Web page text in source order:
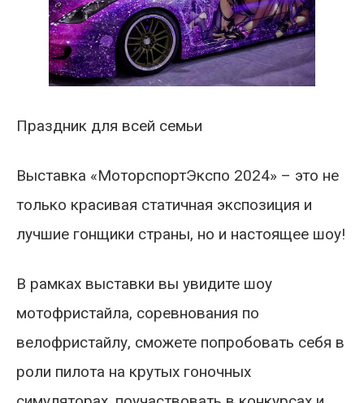
Праздник для всей семьи
Выставка «МоторспортЭкспо 2024» – это не
только красивая статичная экспозиция и
лучшие гонщики страны, но и настоящее шоу!
В рамках выставки вы увидите шоу
мотофристайла, соревнования по
велофристайлу, сможете попробовать себя в
роли пилота на крутых гоночных